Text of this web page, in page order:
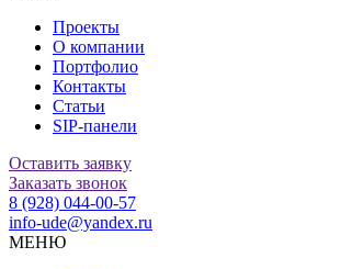
Проекты
О компании
Портфолио
Контакты
Статьи
SIP-панели
Оставить заявку
Заказать звонок
8 (928) 044-00-57
info-ude@yandex.ru
МЕНЮ